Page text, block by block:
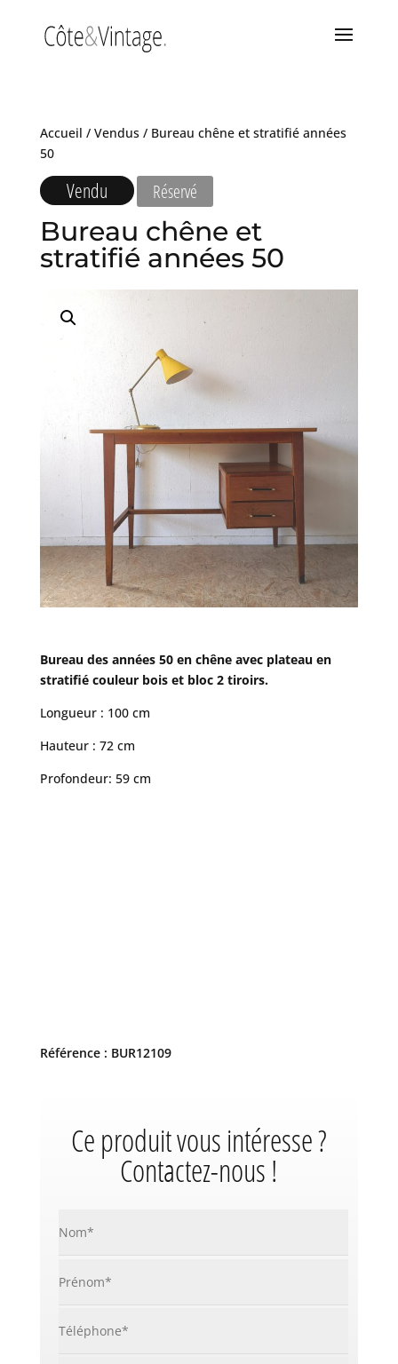
Accueil / Vendus/ Bureau chêne et stratifié années
50
Vendu Réservé
Bureau chêne et
stratifié années 50
Bureau des années 50 en chêne avec plateau en
stratifié couleur bois et bloc 2 tiroirs.
Longueur : 100 cm
Hauteur : 72 cm
Profondeur: 59 cm
Référence : BUR12109
Ce produit vous intéresse ?
Contactez-nous !